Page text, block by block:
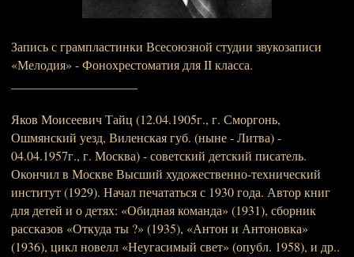
Запись с грампластинки Всесоюзной студии звукозаписи
«Мелодия» - Фонохрестоматия для II класса.
Яков Моисеевич Тайц (12.04.1905г., г. Сморгонь,
Ошмянский уезд, Виленская губ. (ныне - Литва) -
04.04.1957г., г. Москва) - советский детский писатель.
Окончил в Москве Высший художественно-технический
институт (1929). Начал печататься с 1930 года. Автор книг
для детей и о детях: «Обидная команда» (1931), сборник
рассказов «Откуда ты ?» (1935), «Антон и Антоновка»
(1936), цикл новелл «Неугасимый свет» (опубл. 1958), и др..